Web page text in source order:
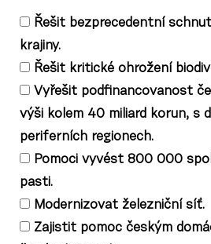
Řešit bezprecedentní
krajiny.
Řešit kritické ohrožení
Vyřešit podfinancovanost
výši kolem 40 miliard korun, s
periferních regionech.
Pomoci vyvést 800 000
pasti.
Modernizovat železniční síť.
Zajistit pomoc českým